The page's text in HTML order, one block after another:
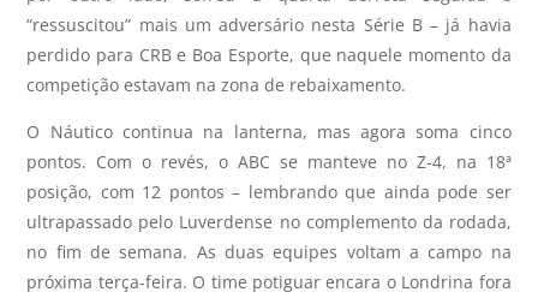
“ressuscitou” mais um adversário nesta Série B – já havia
perdido para CRB e Boa Esporte, que naquele momento da
competição estavam na zona de rebaixamento.
O Náutico continua na lanterna, mas agora soma cinco
pontos. Com o revés, o ABC se manteve no Z-4, na 18ª
posição, com 12 pontos – lembrando que ainda pode ser
ultrapassado pelo Luverdense no complemento da rodada,
no fim de semana. As duas equipes voltam a campo na
próxima terça-feira. O time potiguar encara o Londrina fora